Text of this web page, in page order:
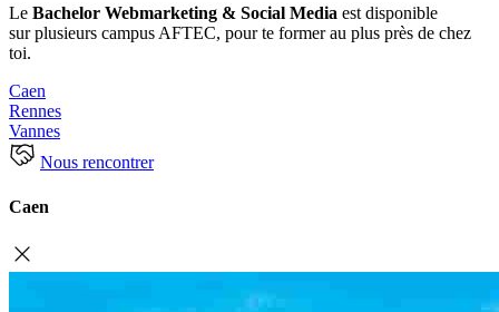
Le Bachelor Webmarketing & Social Media est disponible
sur plusieurs campus AFTEC, pour te former au plus près de chez
toi.
Caen
Rennes
Vannes
Nous rencontrer
Caen